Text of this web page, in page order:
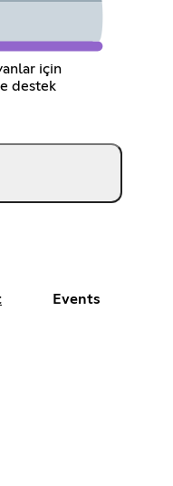
için
destek
Events